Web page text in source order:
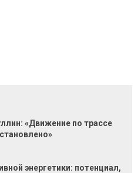
«Движение по трассе
энергетики: потенциал,